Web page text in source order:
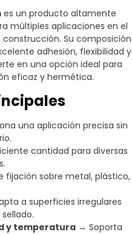
es un producto altamente
múltiples aplicaciones en el
Su composición
adhesión, flexibilidad y
en una opción ideal para
eficaz y hermética.
una aplicación precisa sin
cantidad para diversas
fijación sobre metal, plástico,
a superficies irregulares
y temperatura → Soporta